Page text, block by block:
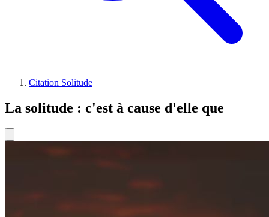
Citation Solitude
La solitude : c'est à cause d'elle que